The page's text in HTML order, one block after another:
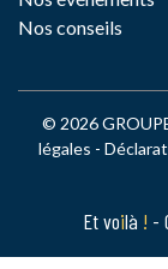
Nos conseils
© 2026
légales -
Et voilà ! -